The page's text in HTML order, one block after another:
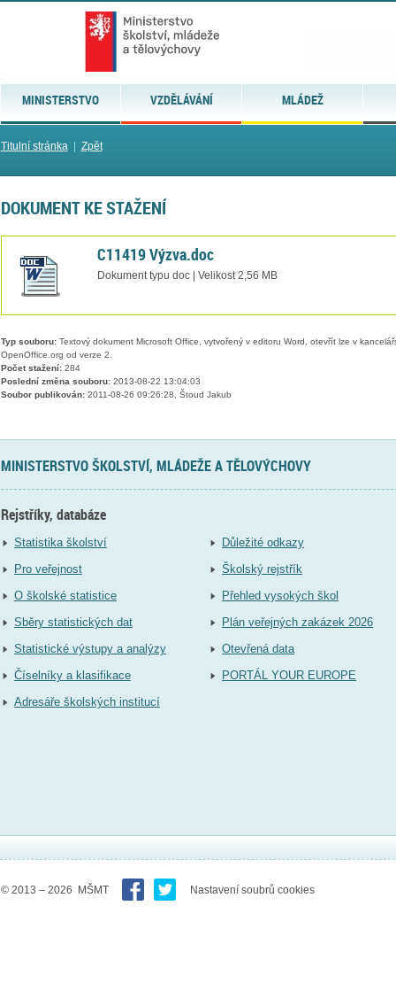
MINISTERSTVO VZDĚLÁVÁNÍ MLÁDEŽ
Titulní stránka| Zpět
DOKUMENT KE STAŽENÍ
C11419 Výzva.doc
Dokument typu doc | Velikost 2,56 MB
Typ souboru:Textový dokument Microsoft Office, vytvořený v editoru Word, otevřít lze v
OpenOffice.org od verze 2.
Počet stažení:284
Poslední změna souboru:2013-08-22 13:04:03
Soubor publikován:2011-08-26 09:26:28, Štoud Jakub
MINISTERSTVO ŠKOLSTVÍ, MLÁDEŽE A TĚLOVÝCHOVY
Rejstříky, databáze
Statistika školství
Pro veřejnost
O školské statistice
Sběry statistických dat
Statistické výstupy a analýzy
Číselníky a klasifikace
Adresáře školských institucí
Důležité odkazy
Školský rejstřík
Přehled vysokých škol
Plán veřejných zakázek 2026
Otevřená data
PORTÁL YOUR EUROPE
© 2013 – 2026 MŠMT Nastavení soubrů cookies